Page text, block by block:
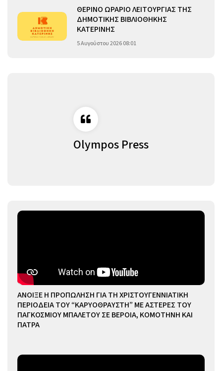
ΘΕΡΙΝΟ ΩΡΑΡΙΟ ΛΕΙΤΟΥΡΓΙΑΣ ΤΗΣ
ΔΗΜΟΤΙΚΗΣ ΒΙΒΛΙΟΘΗΚΗΣ
ΚΑΤΕΡΙΝΗΣ
5 Αυγούστου 2026 08:01
Olympos Press
ΑΝΟΙΞΕ Η ΠΡΟΠΩΛΗΣΗ ΓΙΑ ΤΗ ΧΡΙΣΤΟΥΓΕΝΝΙΑΤΙΚΗ
ΠΕΡΙΟΔΕΙΑ ΤΟΥ “ΚΑΡΥΟΘΡΑΥΣΤΗ” ΜΕ ΑΣΤΕΡΕΣ ΤΟΥ
ΠΑΓΚΟΣΜΙΟΥ ΜΠΑΛΕΤΟΥ ΣΕ ΒΕΡΟΙΑ, ΚΟΜΟΤΗΝΗ ΚΑΙ
ΠΑΤΡΑ